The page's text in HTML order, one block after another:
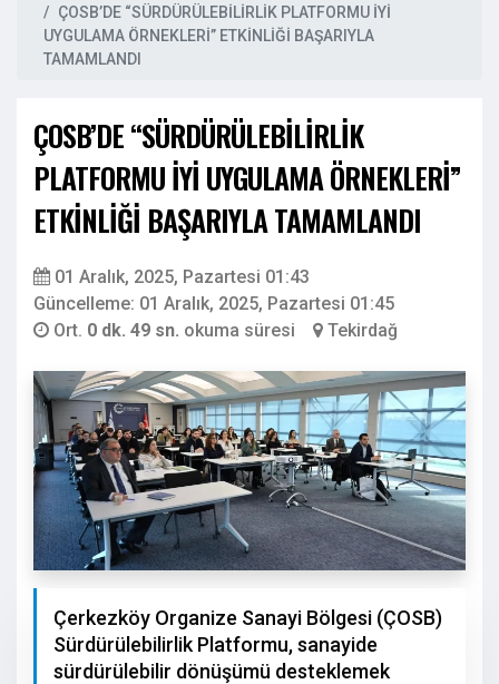
ÇOSB’DE “SÜRDÜRÜLEBİLİRLİK PLATFORMU İYİ
UYGULAMA ÖRNEKLERİ” ETKİNLİĞİ BAŞARIYLA
TAMAMLANDI
ÇOSB’DE “SÜRDÜRÜLEBİLİRLİK
PLATFORMU İYİ UYGULAMA ÖRNEKLERİ”
ETKİNLİĞİ BAŞARIYLA TAMAMLANDI
01 Aralık, 2025, Pazartesi 01:43
Güncelleme: 01 Aralık, 2025, Pazartesi 01:45
Ort. 0 dk. 49 sn. okuma süresi Tekirdağ
Çerkezköy Organize Sanayi Bölgesi (ÇOSB)
Sürdürülebilirlik Platformu, sanayide
sürdürülebilir dönüşümü desteklemek